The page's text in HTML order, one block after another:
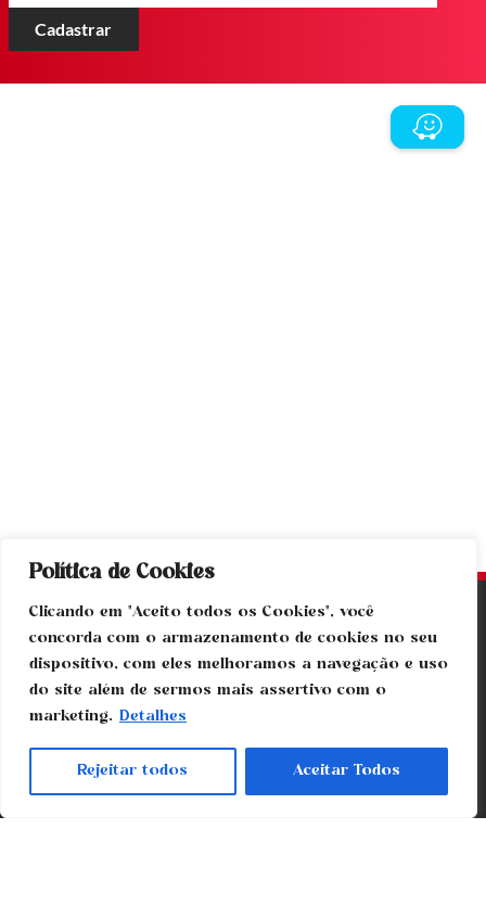
Política de Cookies
Clicando em "Aceito todos os Cookies", você
concorda com o armazenamento de cookies no seu
dispositivo, com eles melhoramos a navegação e uso
do site além de sermos mais assertivo com o
marketing. Detalhes
Rejeitar todos Aceitar Todos
Home